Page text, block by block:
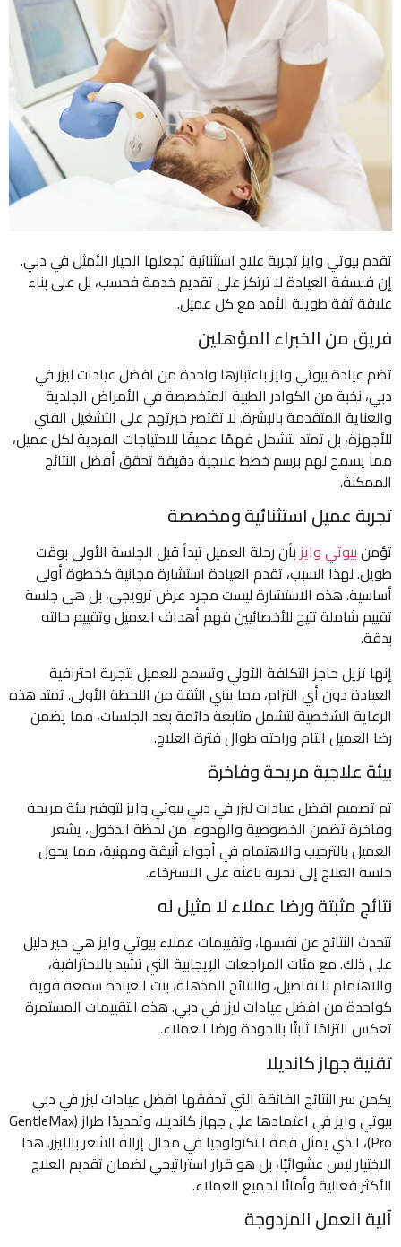
تقدم بيوتي وايز تجربة علاج استثنائية تجعلها الخيار الأمثل في دبي.
إن فلسفة العيادة لا ترتكز على تقديم خدمة فحسب، بل على بناء
علاقة ثقة طويلة الأمد مع كل عميل.
فريق من الخبراء المؤهلين
تضم عيادة بيوتي وايز باعتبارها واحدة من افضل عيادات ليزر في
دبي، نخبة من الكوادر الطبية المتخصصة في الأمراض الجلدية
والعناية المتقدمة بالبشرة. لا تقتصر خبرتهم على التشغيل الفني
للأجهزة، بل تمتد لتشمل فهمًا عميقًا للاحتياجات الفردية لكل عميل،
مما يسمح لهم برسم خطط علاجية دقيقة تحقق أفضل النتائج
الممكنة.
تجربة عميل استثنائية ومخصصة
تؤمنبيوتي وايزبأن رحلة العميل تبدأ قبل الجلسة الأولى بوقت
طويل. لهذا السبب، تقدم العيادة استشارة مجانية كخطوة أولى
أساسية. هذه الاستشارة ليست مجرد عرض ترويجي، بل هي جلسة
تقييم شاملة تتيح للأخصائيين فهم أهداف العميل وتقييم حالته
بدقة.
إنها تزيل حاجز التكلفة الأولي وتسمح للعميل بتجربة احترافية
العيادة دون أي التزام، مما يبني الثقة من اللحظة الأولى. تمتد هذه
الرعاية الشخصية لتشمل متابعة دائمة بعد الجلسات، مما يضمن
رضا العميل التام وراحته طوال فترة العلاج.
بيئة علاجية مريحة وفاخرة
تم تصميم افضل عيادات ليزر في دبي بيوتي وايز لتوفير بيئة مريحة
وفاخرة تضمن الخصوصية والهدوء. من لحظة الدخول، يشعر
العميل بالترحيب والاهتمام في أجواء أنيقة ومهنية، مما يحول
جلسة العلاج إلى تجربة باعثة على الاسترخاء.
نتائج مثبتة ورضا عملاء لا مثيل له
تتحدث النتائج عن نفسها، وتقييمات عملاء بيوتي وايز هي خير دليل
على ذلك. مع مئات المراجعات الإيجابية التي تشيد بالاحترافية،
والاهتمام بالتفاصيل، والنتائج المذهلة، بنت العيادة سمعة قوية
كواحدة من افضل عيادات ليزر في دبي. هذه التقييمات المستمرة
تعكس التزامًا ثابتًا بالجودة ورضا العملاء.
تقنية جهاز كانديلا
يكمن سر النتائج الفائقة التي تحققها افضل عيادات ليزر في دبي
بيوتي وايز في اعتمادها على جهاز كانديلا، وتحديدًا طراز (GentleMax
Pro)، الذي يمثل قمة التكنولوجيا في مجال إزالة الشعر بالليزر. هذا
الاختيار ليس عشوائيًا، بل هو قرار استراتيجي لضمان تقديم العلاج
الأكثر فعالية وأمانًا لجميع العملاء.
آلية العمل المزدوجة